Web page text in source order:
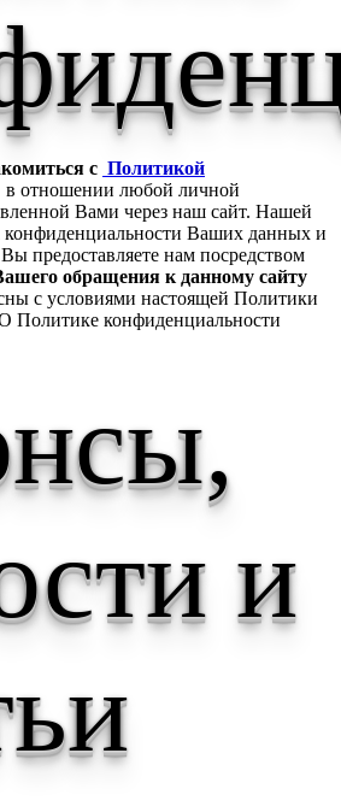
с Политикой
в отношении любой личной
Вами через наш сайт. Нашей
конфиденциальности Ваших данных и
предоставляете нам посредством
обращения к данному сайту
с условиями настоящей Политики
Политике конфиденциальности
и